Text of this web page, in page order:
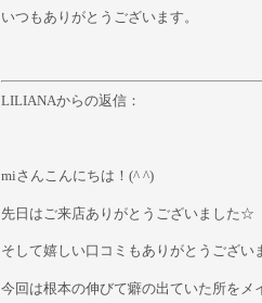
いつもありがとうございます。
LILIANAからの返信：
miさんこんにちは！(^ ^)
先日はご来店ありがとうございました☆
そして嬉しい口コミもありがとうござい
今回は根本の伸びて癖の出ていた所を